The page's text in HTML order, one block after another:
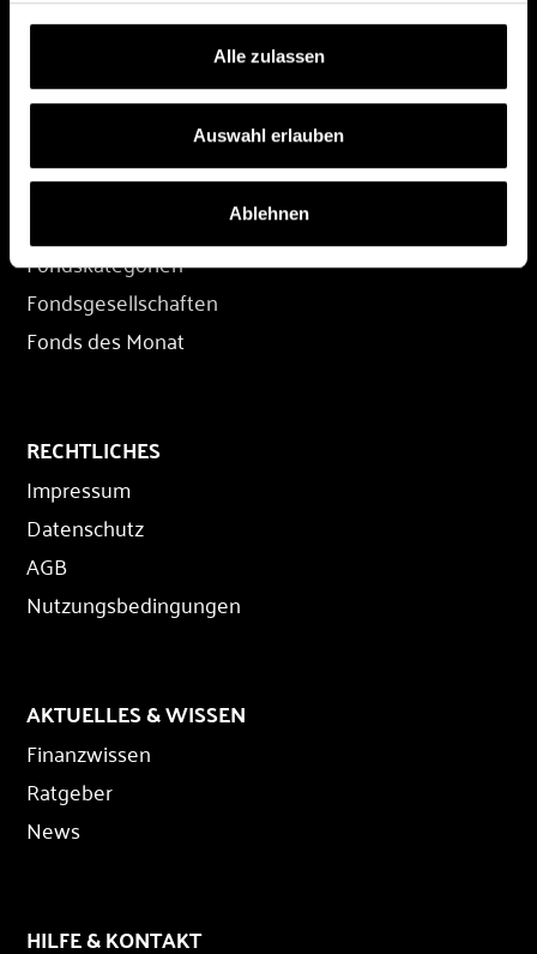
Alle zulassen
Auswahl erlauben
Ablehnen
Konditionen
FONDS
Fondskategorien
Fondsgesellschaften
Fonds des Monat
RECHTLICHES
Impressum
Datenschutz
AGB
Nutzungsbedingungen
AKTUELLES & WISSEN
Finanzwissen
Ratgeber
News
HILFE & KONTAKT